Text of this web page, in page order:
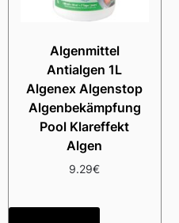
Algenmittel
Antialgen 1L
Algenex Algenstop
Algenbekämpfung
Pool Klareffekt
Algen
9.29€